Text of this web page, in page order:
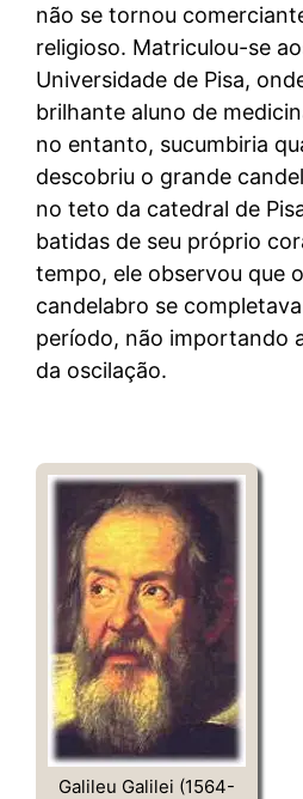
não se tornou
religioso. Matriculou-se
Universidade de Pisa,
brilhante aluno de
no entanto, sucumbiria
descobriu o grande
no teto da catedral de
batidas de seu próprio
tempo, ele observou que
candelabro se
período, não importando
da oscilação.
Galileu Galilei (1564-